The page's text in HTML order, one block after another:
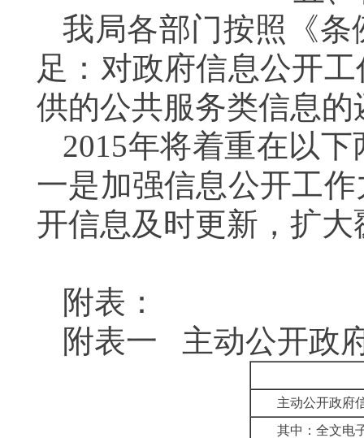
我局各部门按照《
足：对政府信息公开
供的公共服务类信息
2015年将着重在以
一是加强信息公开工
开信息及时更新，扩
附表：
附表一
主动公开政
主动公开政府
其中：全文电